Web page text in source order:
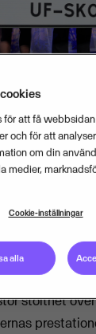
i
Vismas pris
på
stolthet
för att få
och för att
om din
medier,
Cookie-inställningar
alla